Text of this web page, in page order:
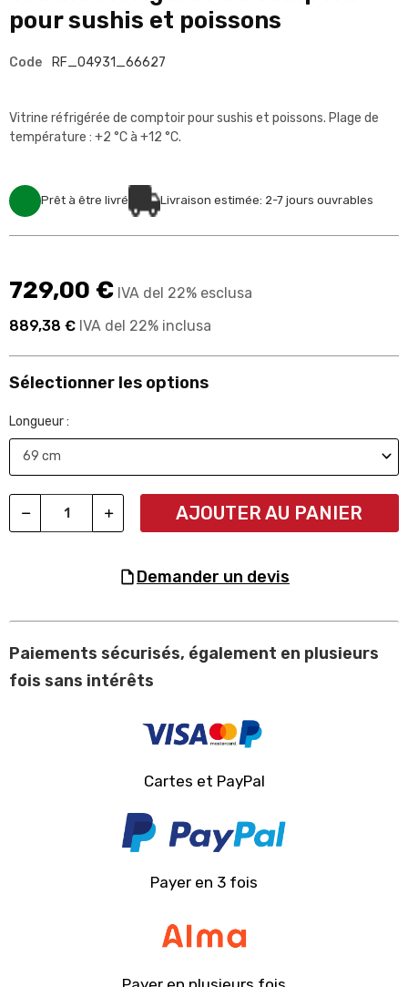
pour sushis et poissons
Code RF_04931_66627
Vitrine réfrigérée de comptoir pour sushis et poissons. Plage de
température : +2 °C à +12 °C.
Prêt à être livré Livraison estimée: 2-7 jours ouvrables
729,00 € IVA del 22% esclusa
889,38 € IVA del 22% inclusa
Sélectionner les options
Longueur :
AJOUTER AU PANIER
demander un devis
Paiements sécurisés, également en plusieurs
fois sans intérêts
Cartes et PayPal
Payer en 3 fois